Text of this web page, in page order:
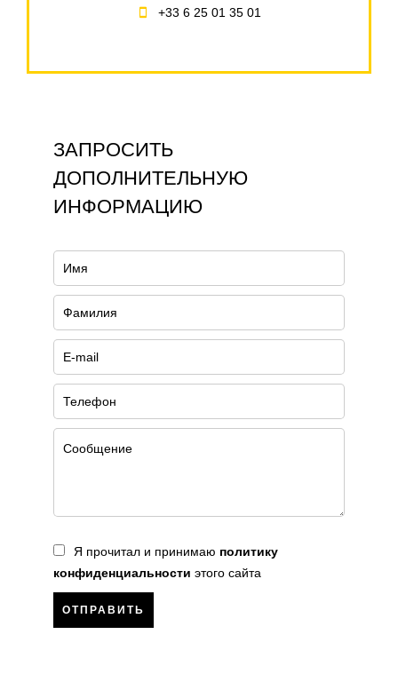
+33 6 25 01 35 01
ЗАПРОСИТЬ
ДОПОЛНИТЕЛЬНУЮ
ИНФОРМАЦИЮ
Я прочитал и принимаю политику
конфиденциальности этого сайта
ОТПРАВИТЬ